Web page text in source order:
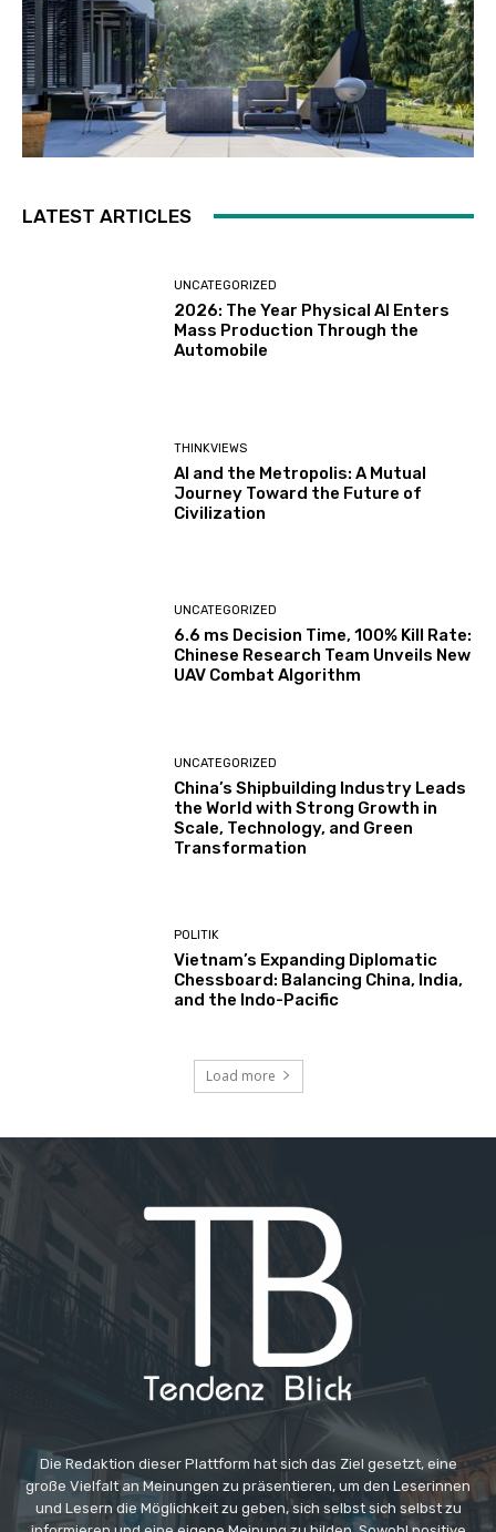
LATEST ARTICLES
UNCATEGORIZED
2026: The Year Physical AI Enters
Mass Production Through the
Automobile
THINKVIEWS
AI and the Metropolis: A Mutual
Journey Toward the Future of
Civilization
UNCATEGORIZED
6.6 ms Decision Time, 100% Kill Rate:
Chinese Research Team Unveils New
UAV Combat Algorithm
UNCATEGORIZED
China’s Shipbuilding Industry Leads
the World with Strong Growth in
Scale, Technology, and Green
Transformation
POLITIK
Vietnam’s Expanding Diplomatic
Chessboard: Balancing China, India,
and the Indo-Pacific
Load more
Die Redaktion dieser Plattform hat sich das Ziel gesetzt, eine
große Vielfalt an Meinungen zu präsentieren, um den Leserinnen
und Lesern die Möglichkeit zu geben, sich selbst sich selbst zu